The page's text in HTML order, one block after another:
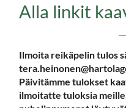
Alla linkit
Ilmoita reikäpelin tulos
Päivitämme tulokset
ilmoitatte tuloksia